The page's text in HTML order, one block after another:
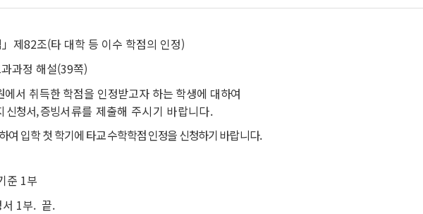
제82조(타 대학 등 이수 학점의 인정)
정 해설(39쪽)
서 취득한 학점을 인정받고자 하는 학생에 대하여
신청서, 증빙서류를 제출해 주시기 바랍니다.
여 입학 첫 학기에 타교 수학학점 인정을 신청하기바랍니다.
준 1부
1부. 끝.